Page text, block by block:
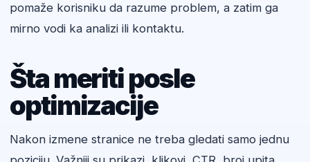
pomaže korisniku da razume problem, a zatim ga
mirno vodi ka analizi ili kontaktu.
Šta meriti posle
optimizacije
Nakon izmene stranice ne treba gledati samo jednu